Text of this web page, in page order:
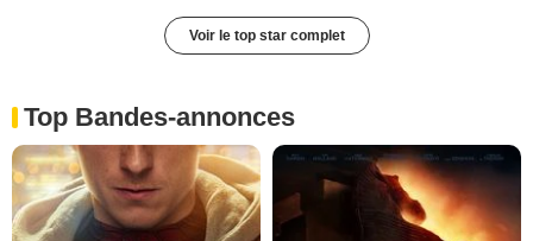
Voir le top star complet
Top Bandes-annonces